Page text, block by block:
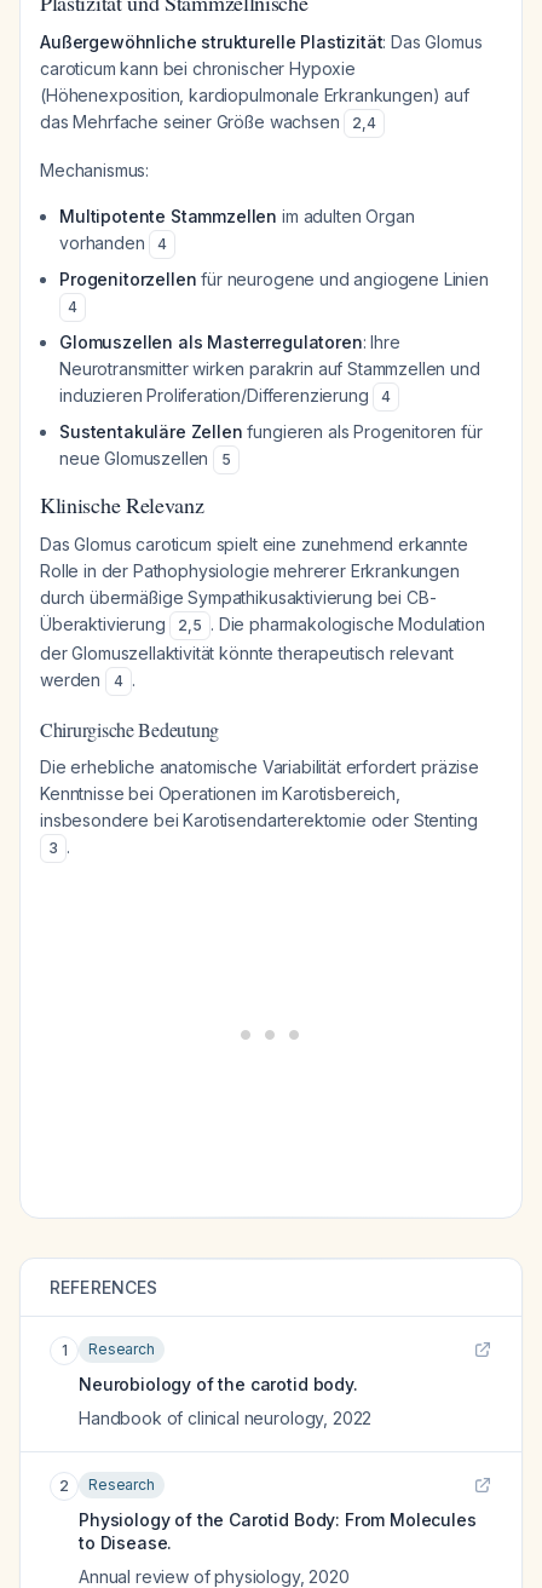
Außergewöhnliche strukturelle Plastizität: Das Glomus
caroticum kann bei chronischer Hypoxie
(Höhenexposition, kardiopulmonale Erkrankungen) auf
das Mehrfache seiner Größe wachsen
2,4
Mechanismus:
Multipotente Stammzellen im adulten Organ
vorhanden
4
Progenitorzellen für neurogene und angiogene Linien
4
Glomuszellen als Masterregulatoren: Ihre
Neurotransmitter wirken parakrin auf Stammzellen und
induzieren Proliferation/Differenzierung
4
Sustentakuläre Zellen fungieren als Progenitoren für
neue Glomuszellen
5
Klinische Relevanz
Das Glomus caroticum spielt eine zunehmend erkannte
Rolle in der Pathophysiologie mehrerer Erkrankungen
durch übermäßige Sympathikusaktivierung bei CB-
Überaktivierung
2,5 . Die pharmakologische Modulation
der Glomuszellaktivität könnte therapeutisch relevant
werden
4 .
Chirurgische Bedeutung
Die erhebliche anatomische Variabilität erfordert präzise
Kenntnisse bei Operationen im Karotisbereich,
insbesondere bei Karotisendarterektomie oder Stenting
3 .
REFERENCES
1 Research
Neurobiology of the carotid body.
Handbook of clinical neurology, 2022
2 Research
Physiology of the Carotid Body: From Molecules
to Disease.
Annual review of physiology, 2020